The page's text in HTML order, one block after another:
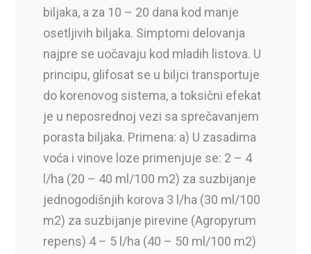
biljaka, a za 10 – 20 dana kod manje
osetljivih biljaka. Simptomi delovanja
najpre se uočavaju kod mladih listova. U
principu, glifosat se u biljci transportuje
do korenovog sistema, a toksični efekat
je u neposrednoj vezi sa sprečavanjem
porasta biljaka. Primena: a) U zasadima
voća i vinove loze primenjuje se: 2 – 4
l/ha (20 – 40 ml/100 m2) za suzbijanje
jednogodišnjih korova 3 l/ha (30 ml/100
m2) za suzbijanje pirevine (Agropyrum
repens) 4 – 5 l/ha (40 – 50 ml/100 m2)